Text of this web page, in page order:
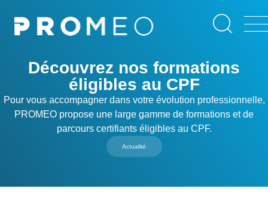
contenu
Actualité
Découvrez nos formations
éligibles au CPF
Pour vous accompagner dans votre évolution professionnelle,
PROMEO propose une large gamme de formations et de
parcours certifiants éligibles au CPF.